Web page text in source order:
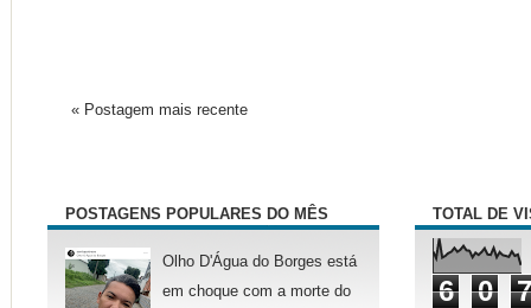
« Postagem mais recente
POSTAGENS POPULARES DO MÊS
Olho D'Água do Borges está
em choque com a morte do
TOTAL DE
6 0 7